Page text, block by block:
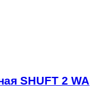
SHUFT 2 WA